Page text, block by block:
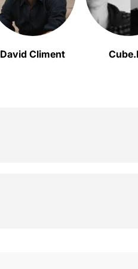
David Climent